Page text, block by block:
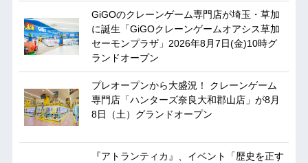
GiGOのクレーンゲーム専門店が埼玉・草加
に誕生「GiGOクレーンゲームオアシス草加
セーモンプラザ」2026年8月7日(金)10時グ
ランドオープン
プレオープンから大盛況！ クレーンゲーム
専門店「ハンターズ奈良大和郡山店」が8月
8日（土）グランドオープン
『アトランティカ』、イベント「歴史を正す